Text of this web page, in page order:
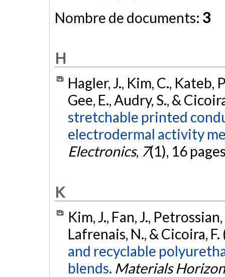
Nombre de documents: 3
H
Hagler, J., Kim, C., Kateb,
Gee, E., Audry, S., &
stretchable printed
electrodermal activity
Electronics, 7(1), 16
K
Kim, J., Fan, J.,
Lafrenais, N., & Cicoira,
and recyclable
blends. Materials